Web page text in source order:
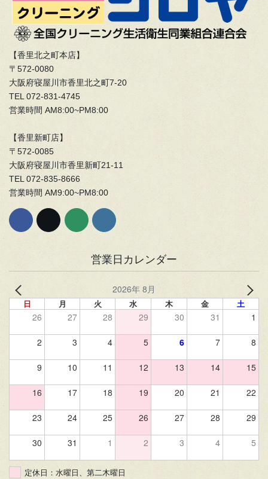
【香里北之町本店】
〒572-0080
大阪府寝屋川市香里北之町7-20
TEL 072-831-4745
営業時間 AM8:00~PM8:00
【香里新町店】
〒572-0085
大阪府寝屋川市香里新町21-11
TEL 072-835-8666
営業時間 AM9:00~PM8:00
営業日カレンダー
2026年 8月
日 月 火 水 木 金 土
26 27 28 29 30 31 1
2 3 4 5 6 7 8
9 10 11 12 13 14 15
16 17 18 19 20 21 22
23 24 25 26 27 28 29
30 31 1 2 3 4 5
定休日：水曜日、第二木曜日